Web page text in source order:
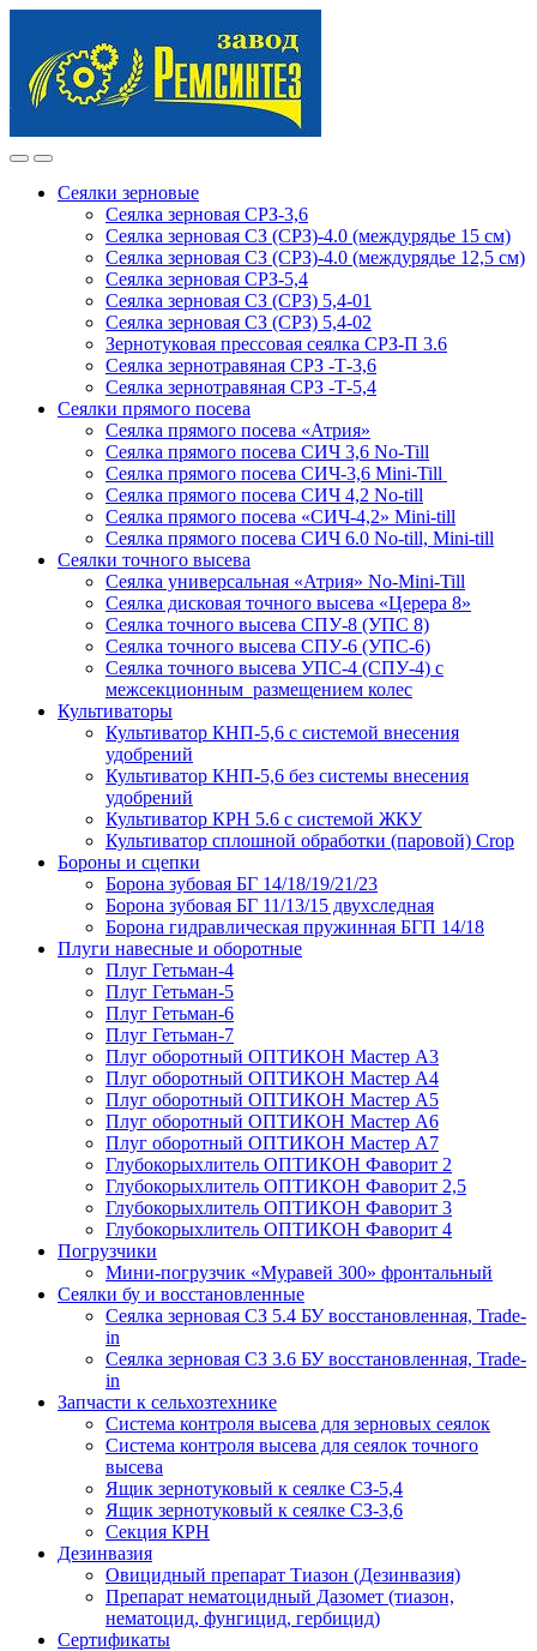
navigation
content
Сеялки зерновые
Сеялка зерновая СРЗ-3,6
Сеялка зерновая СЗ (СРЗ)-4.0 (междурядье 15 см)
Сеялка зерновая СЗ (СРЗ)-4.0 (междурядье 12,5 см)
Сеялка зерновая СРЗ-5,4
Сеялка зерновая СЗ (СРЗ) 5,4-01
Сеялка зерновая СЗ (СРЗ) 5,4-02
Зернотуковая прессовая сеялка СРЗ-П 3.6
Сеялка зернотравяная СРЗ -Т-3,6
Сеялка зернотравяная СРЗ -Т-5,4
Сеялки прямого посева
Сеялка прямого посева «Атрия»
Сеялка прямого посева СИЧ 3,6 No-Till
Сеялка прямого посева СИЧ-3,6 Mini-Till
Сеялка прямого посева СИЧ 4,2 No-till
Сеялка прямого посева «СИЧ-4,2» Mini-till
Сеялка прямого посева СИЧ 6.0 No-till, Mini-till
Сеялки точного высева
Сеялка универсальная «Атрия» No-Mini-Till
Сеялка дисковая точного высева «Церера 8»
Сеялка точного высева СПУ-8 (УПС 8)
Сеялка точного высева СПУ-6 (УПС-6)
Сеялка точного высева УПС-4 (СПУ-4) с
межсекционным размещением колес
Культиваторы
Культиватор КНП-5,6 с системой внесения
удобрений
Культиватор КНП-5,6 без системы внесения
удобрений
Культиватор КРН 5.6 с системой ЖКУ
Культиватор сплошной обработки (паровой) Crop
Бороны и сцепки
Борона зубовая БГ 14/18/19/21/23
Борона зубовая БГ 11/13/15 двухследная
Борона гидравлическая пружинная БГП 14/18
Плуги навесные и оборотные
Плуг Гетьман-4
Плуг Гетьман-5
Плуг Гетьман-6
Плуг Гетьман-7
Плуг оборотный ОПТИКОН Мастер А3
Плуг оборотный ОПТИКОН Мастер А4
Плуг оборотный ОПТИКОН Мастер А5
Плуг оборотный ОПТИКОН Мастер А6
Плуг оборотный ОПТИКОН Мастер А7
Глубокорыхлитель ОПТИКОН Фаворит 2
Глубокорыхлитель ОПТИКОН Фаворит 2,5
Глубокорыхлитель ОПТИКОН Фаворит 3
Глубокорыхлитель ОПТИКОН Фаворит 4
Погрузчики
Мини-погрузчик «Муравей 300» фронтальный
Сеялки бу и восстановленные
Сеялка зерновая СЗ 5.4 БУ восстановленная, Trade-
in
Сеялка зерновая СЗ 3.6 БУ восстановленная, Trade-
in
Запчасти к сельхозтехнике
Система контроля высева для зерновых сеялок
Система контроля высева для сеялок точного
высева
Ящик зернотуковый к сеялке СЗ-5,4
Ящик зернотуковый к сеялке СЗ-3,6
Секция КРН
Дезинвазия
Овицидный препарат Тиазон (Дезинвазия)
Препарат нематоцидный Дазомет (тиазон,
нематоцид, фунгицид, гербицид)
Сертификаты